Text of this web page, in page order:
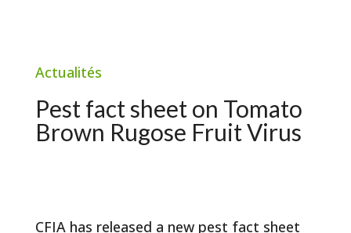
Actualités
Pest fact sheet on Tomato
Brown Rugose Fruit Virus
CFIA has released a new pest fact sheet